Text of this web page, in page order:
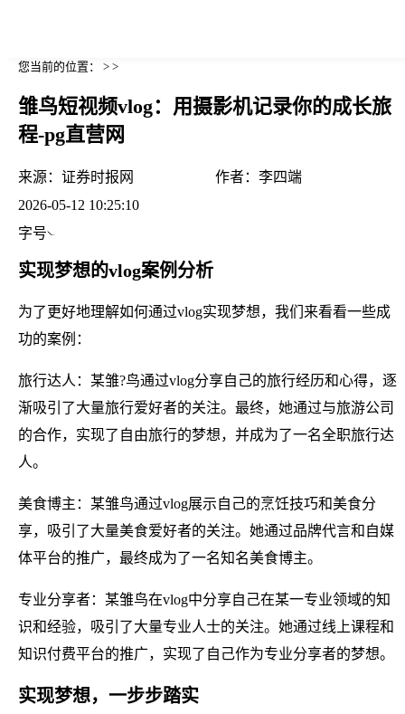
您当前的位置： > >
雏鸟短视频vlog：用摄影机记录你的成长旅
程-pg直营网
来源： 证券时报网 作者： 李四端
2026-05-12 10:25:10
字号
实现梦想的vlog案例分析
为了更好地理解如何通过vlog实现梦想，我们来看看一些成
功的案例：
旅行达人：某雏?鸟通过vlog分享自己的旅行经历和心得，逐
渐吸引了大量旅行爱好者的关注。最终，她通过与旅游公司
的合作，实现了自由旅行的梦想，并成为了一名全职旅行达
人。
美食博主：某雏鸟通过vlog展示自己的烹饪技巧和美食分
享，吸引了大量美食爱好者的关注。她通过品牌代言和自媒
体平台的推广，最终成为了一名知名美食博主。
专业分享者：某雏鸟在vlog中分享自己在某一专业领域的知
识和经验，吸引了大量专业人士的关注。她通过线上课程和
知识付费平台的推广，实现了自己作为专业分享者的梦想。
实现梦想，一步步踏实